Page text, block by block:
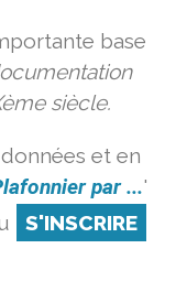
base
siècle.
et en
par ...'
S'INSCRIRE